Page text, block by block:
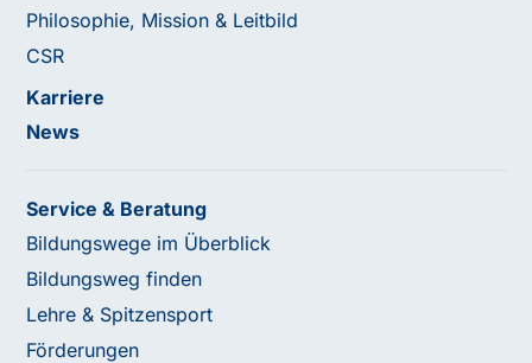
Philosophie, Mission & Leitbild
CSR
Karriere
News
Service & Beratung
Bildungswege im Überblick
Bildungsweg finden
Lehre & Spitzensport
Förderungen